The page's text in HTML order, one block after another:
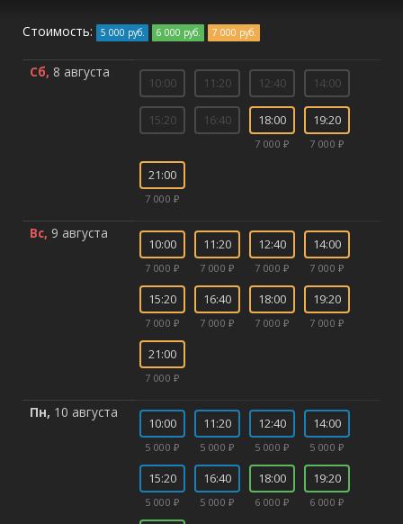
Стоимость: 5 000 руб. 6 000 руб. 7 000 руб.
Сб, 8 августа
10:00 11:20 12:40 14:00
15:20 16:40 18:00
7 000 ₽
19:20
7 000 ₽
21:00
7 000 ₽
Вс, 9 августа
10:00
7 000 ₽
11:20
7 000 ₽
12:40
7 000 ₽
14:00
7 000 ₽
15:20
7 000 ₽
16:40
7 000 ₽
18:00
7 000 ₽
19:20
7 000 ₽
21:00
7 000 ₽
Пн, 10 августа
10:00
5 000 ₽
11:20
5 000 ₽
12:40
5 000 ₽
14:00
5 000 ₽
15:20
5 000 ₽
16:40
5 000 ₽
18:00
6 000 ₽
19:20
6 000 ₽